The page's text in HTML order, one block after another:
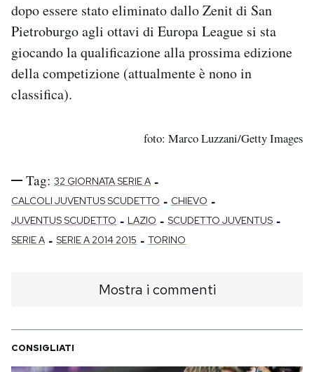
dopo essere stato eliminato dallo Zenit di San
Pietroburgo agli ottavi di Europa League si sta
giocando la qualificazione alla prossima edizione
della competizione (attualmente è nono in
classifica).
foto: Marco Luzzani/Getty Images
Tag: 32 GIORNATA SERIE A -
CALCOLI JUVENTUS SCUDETTO - CHIEVO -
JUVENTUS SCUDETTO - LAZIO - SCUDETTO JUVENTUS -
SERIE A - SERIE A 2014 2015 - TORINO
Mostra i commenti
CONSIGLIATI